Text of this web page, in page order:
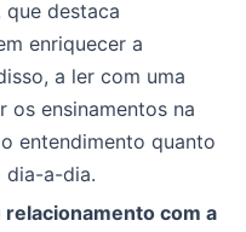
destaca
enriquecer a
a ler com uma
os ensinamentos na
entendimento quanto
dia-a-dia.
com a